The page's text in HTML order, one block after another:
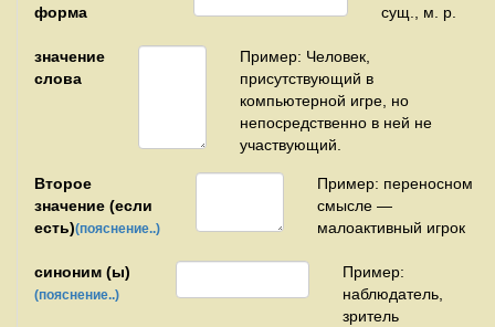
форма
сущ., м. р.
значение
слова
Пример: Человек,
присутствующий в
компьютерной игре, но
непосредственно в ней не
участвующий.
Второе
значение (если
есть)(пояснение..)
Пример: переносном
смысле —
малоактивный игрок
синоним (ы)
(пояснение..)
Пример:
наблюдатель,
зритель